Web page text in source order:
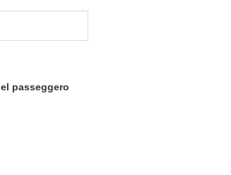
passeggero